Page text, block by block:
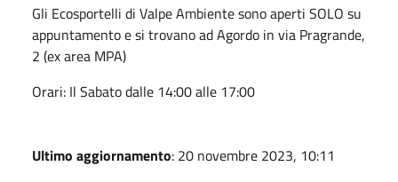
Gli Ecosportelli di Valpe Ambiente sono aperti SOLO su
appuntamentoe si trovano ad Agordo in via Pragrande,
2 (ex area MPA)
Orari: Il Sabato dalle 14:00 alle 17:00
Ultimo aggiornamento: 20 novembre 2023, 10:11